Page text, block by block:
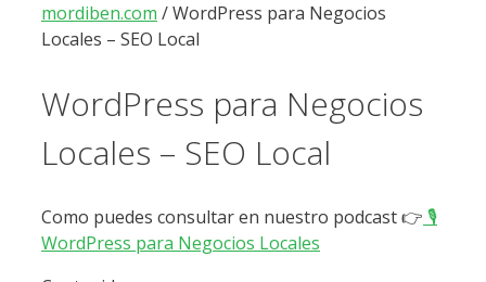
mordiben.com /WordPress para Negocios
Locales – SEO Local
WordPress para Negocios
Locales – SEO Local
Como puedes consultar en nuestro podcast 👉 🎙️
WordPress para Negocios Locales